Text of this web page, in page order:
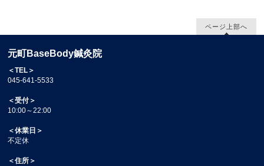
ページ上部へ
元町BaseBody鍼灸院
＜TEL＞
045-641-5533
＜受付＞
10:00～22:00
＜休業日＞
不定休
＜住所＞